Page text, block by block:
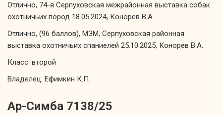
Отлично, 74-я Серпуховская межрайонная выставка собак
охотничьих пород 18.05.2024, Конорев В.А.
Отлично, (96 баллов), МЗМ, Серпуховская районная
выставка охотничьих спаниелей 25.10.2025, Конорев В.А.
Класс: второй
Владелец: Ефимкин К.П.
Ар-Симба 7138/25